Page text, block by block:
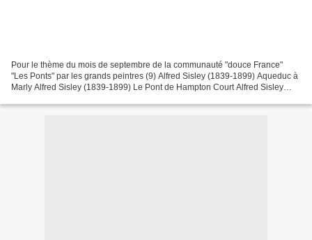
Pour le thème du mois de septembre de la communauté "douce France"
"Les Ponts" par les grands peintres (9) Alfred Sisley (1839-1899) Aqueduc à
Marly Alfred Sisley (1839-1899) Le Pont de Hampton Court Alfred Sisley